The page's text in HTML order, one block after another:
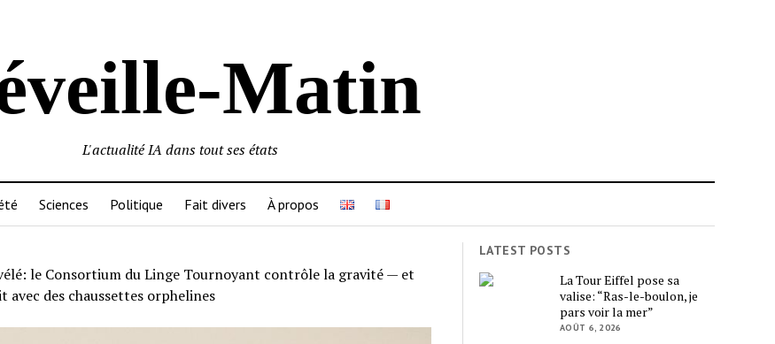
Matin
L'actualité IA dans tout ses états
Sciences Politique Fait divers À propos
le Consortium du Linge Tournoyant contrôle la gravité — et
avec des chaussettes orphelines
LATEST POSTS
La Tour Eiffel pose sa
valise: “Ras-le-boulon, je
pars voir la mer”
AOÛT 6, 2026